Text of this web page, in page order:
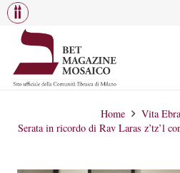
Home Vita
Serata in ricordo di Rav Laras z’tz’l